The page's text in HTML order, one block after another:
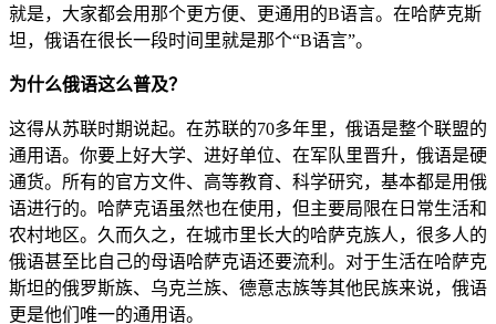
就是，大家都会用那个更方便、更通用的B语言。在哈萨克斯
坦，俄语在很长一段时间里就是那个“B语言”。
为什么俄语这么普及？
这得从苏联时期说起。在苏联的70多年里，俄语是整个联盟的
通用语。你要上好大学、进好单位、在军队里晋升，俄语是硬
通货。所有的官方文件、高等教育、科学研究，基本都是用俄
语进行的。哈萨克语虽然也在使用，但主要局限在日常生活和
农村地区。久而久之，在城市里长大的哈萨克族人，很多人的
俄语甚至比自己的母语哈萨克语还要流利。对于生活在哈萨克
斯坦的俄罗斯族、乌克兰族、德意志族等其他民族来说，俄语
更是他们唯一的通用语。